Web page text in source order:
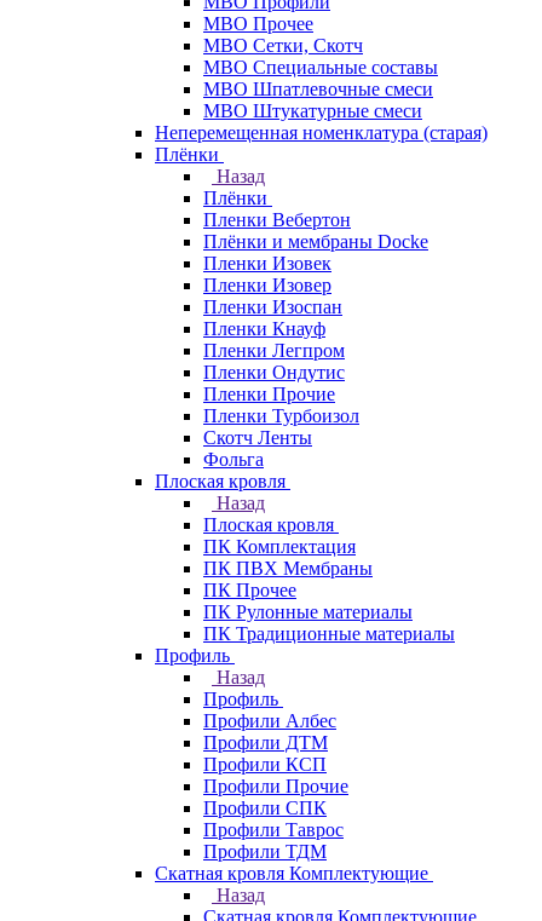
МВО Прочее
МВО Сетки, Скотч
МВО Специальные составы
МВО Шпатлевочные смеси
МВО Штукатурные смеси
Неперемещенная номенклатура (старая)
Плёнки
Назад
Плёнки
Пленки Вебертон
Плёнки и мембраны Docke
Пленки Изовек
Пленки Изовер
Пленки Изоспан
Пленки Кнауф
Пленки Легпром
Пленки Ондутис
Пленки Прочие
Пленки Турбоизол
Скотч Ленты
Фольга
Плоская кровля
Назад
Плоская кровля
ПК Комплектация
ПК ПВХ Мембраны
ПК Прочее
ПК Рулонные материалы
ПК Традиционные материалы
Профиль
Назад
Профиль
Профили Албес
Профили ДТМ
Профили КСП
Профили Прочие
Профили СПК
Профили Таврос
Профили ТДМ
Скатная кровля Комплектующие
Назад
Скатная кровля Комплектующие